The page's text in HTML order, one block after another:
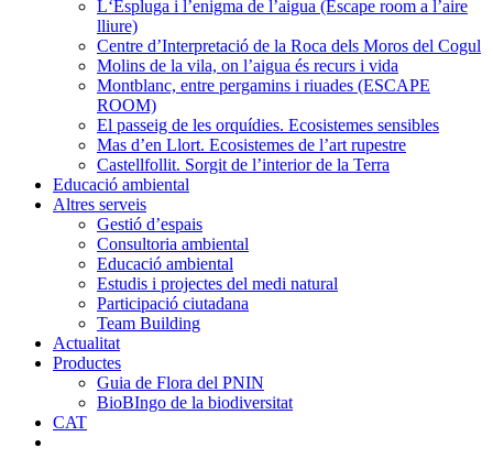
L‘Espluga i l’enigma de l’aigua (Escape room a l’aire
lliure)
Centre d’Interpretació de la Roca dels Moros del Cogul
Molins de la vila, on l’aigua és recurs i vida
Montblanc, entre pergamins i riuades (ESCAPE
ROOM)
El passeig de les orquídies. Ecosistemes sensibles
Mas d’en Llort. Ecosistemes de l’art rupestre
Castellfollit. Sorgit de l’interior de la Terra
Educació ambiental
Altres serveis
Gestió d’espais
Consultoria ambiental
Educació ambiental
Estudis i projectes del medi natural
Participació ciutadana
Team Building
Actualitat
Productes
Guia de Flora del PNIN
BioBIngo de la biodiversitat
CAT